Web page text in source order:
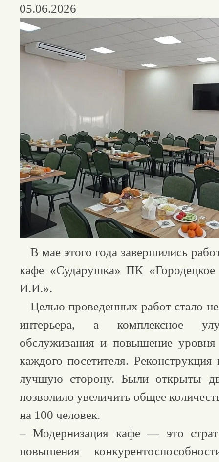
05.06.2026
В мае этого года завершились
кафе «Сударушка» ПК
И.И.».
Целью проведенных работ стало
интерьера, а комплексное
обслуживания и повышение уровня
каждого посетителя.
лучшую сторону. Были открыты
позволило увеличить общее
на 100 человек.
– Модернизация кафе — это
повышения